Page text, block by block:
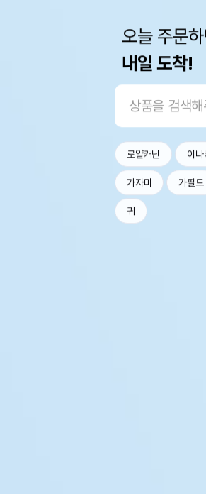
오늘 주문
내일 도착!
로얄캐닌 이나
가자미 가필드
귀